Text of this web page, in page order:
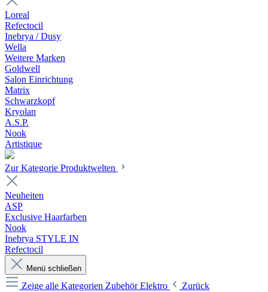
Loreal
Refectocil
Inebrya / Dusy
Wella
Weitere Marken
Goldwell
Salon Einrichtung
Matrix
Schwarzkopf
Kryolan
A.S.P.
Nook
Artistique
Zur Kategorie Produktwelten
Neuheiten
ASP
Exclusive Haarfarben
Nook
Inebrya STYLE IN
Refectocil
Menü schließen
Zeige alle Kategorien Zubehör Elektro
Zurück